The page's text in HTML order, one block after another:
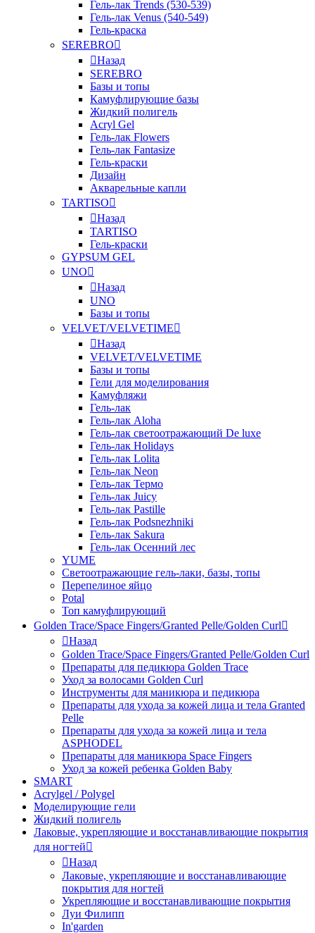
Гель-лак Trends (530-539)
Гель-лак Venus (540-549)
Гель-краска
SEREBRO
Назад
SEREBRO
Базы и топы
Камуфлирующие базы
Жидкий полигель
Acryl Gel
Гель-лак Flowers
Гель-лак Fantasize
Гель-краски
Дизайн
Акварельные капли
TARTISO
Назад
TARTISO
Гель-краски
GYPSUM GEL
UNO
Назад
UNO
Базы и топы
VELVET/VELVETIME
Назад
VELVET/VELVETIME
Базы и топы
Гели для моделирования
Камуфляжи
Гель-лак
Гель-лак Aloha
Гель-лак светоотражающий De luxe
Гель-лак Holidays
Гель-лак Lolita
Гель-лак Neon
Гель-лак Термо
Гель-лак Juicy
Гель-лак Pastille
Гель-лак Podsnezhniki
Гель-лак Sakura
Гель-лак Осенний лес
YUME
Светоотражающие гель-лаки, базы, топы
Перепелиное яйцо
Potal
Топ камуфлирующий
Golden Trace/Space Fingers/Granted Pelle/Golden Curl
Назад
Golden Trace/Space Fingers/Granted Pelle/Golden Curl
Препараты для педикюра Golden Trace
Уход за волосами Golden Curl
Инструменты для маникюра и педикюра
Препараты для ухода за кожей лица и тела Granted
Pelle
Препараты для ухода за кожей лица и тела
ASPHODEL
Препараты для маникюра Space Fingers
Уход за кожей ребенка Golden Baby
SMART
Acrylgel / Polygel
Моделирующие гели
Жидкий полигель
Лаковые, укрепляющие и восстанавливающие покрытия
для ногтей
Назад
Лаковые, укрепляющие и восстанавливающие
покрытия для ногтей
Укрепляющие и восстанавливающие покрытия
Луи Филипп
In'garden